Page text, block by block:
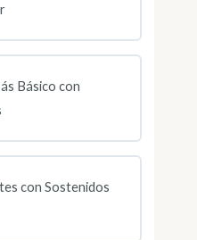
Básico con
con Sostenidos